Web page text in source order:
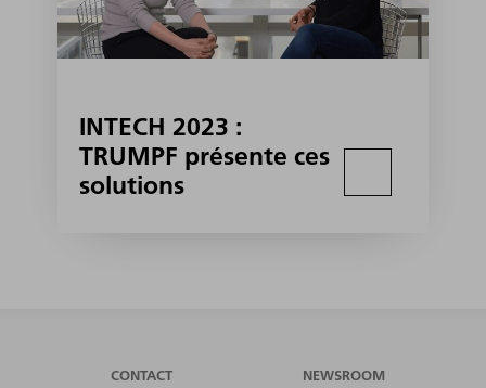
INTECH 2023 :
TRUMPF présente ces
solutions
CONTACT NEWSROOM